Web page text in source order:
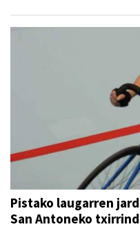
Pistako laugarren
San Antoneko